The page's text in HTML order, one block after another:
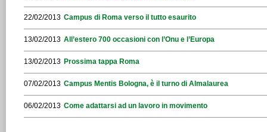
22/02/2013 Campus di Roma verso il tutto esaurito
13/02/2013 All’estero 700 occasioni con l’Onu e l’Europa
13/02/2013 Prossima tappa Roma
07/02/2013 Campus Mentis Bologna, è il turno di Almalaurea
06/02/2013 Come adattarsi ad un lavoro in movimento